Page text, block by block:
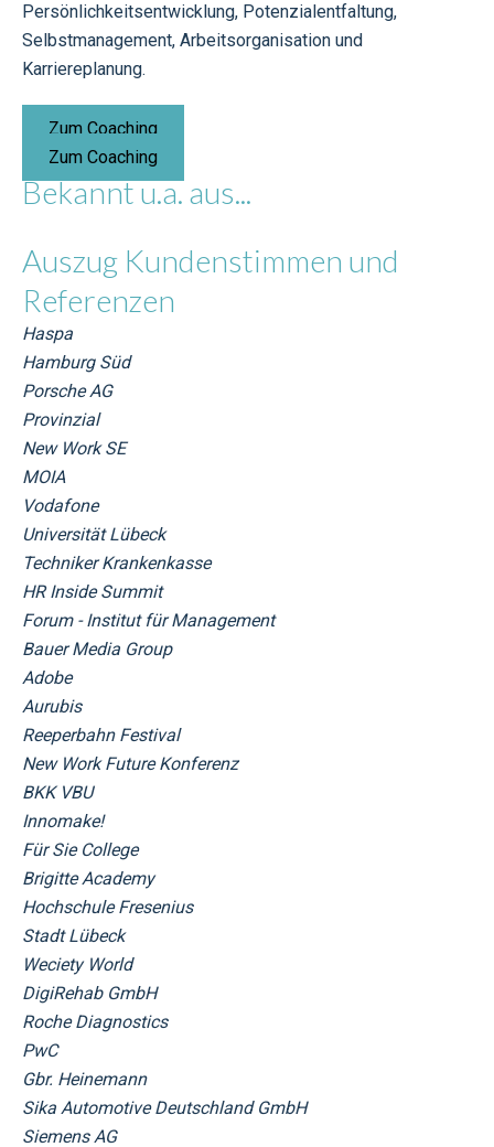
Persönlichkeitsentwicklung, Potenzialentfaltung,
Selbstmanagement, Arbeitsorganisation und
Karriereplanung.
Zum Coaching
Zum Coaching
Bekannt u.a. aus...
Auszug Kundenstimmen und
Referenzen
Haspa
Hamburg Süd
Porsche AG
Provinzial
New Work SE
MOIA
Vodafone
Universität Lübeck
Techniker Krankenkasse
HR Inside Summit
Forum - Institut für Management
Bauer Media Group
Adobe
Aurubis
Reeperbahn Festival
New Work Future Konferenz
BKK VBU
Innomake!
Für Sie College
Brigitte Academy
Hochschule Fresenius
Stadt Lübeck
Weciety World
DigiRehab GmbH
Roche Diagnostics
PwC
Gbr. Heinemann
Sika Automotive Deutschland GmbH
Siemens AG